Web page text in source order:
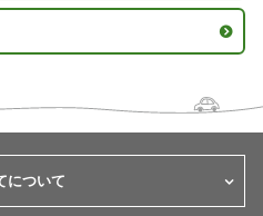
について